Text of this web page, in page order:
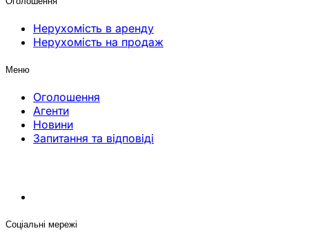
Нерухомість в аренду
Нерухомість на продаж
Меню
Оголошення
Агенти
Новини
Запитання та відповіді
Соціальні мережі